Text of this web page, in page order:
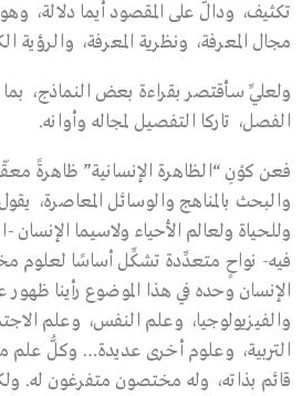
تكثيف، ودالٌّ على المقصود أيما دلالة، وهو
مجال المعرفة، ونظرية المعرفة، والرؤية
ولعلِّي سأقتصر بقراءة بعض النماذج،
الفصل، تاركا التفصيل لمجاله وأوانه.
فعن كوْنِ “الظاهرة الإنسانية” ظاهرةً
والبحث بالمناهج والوسائل المعاصرة،
وللحياة ولعالم الأحياء ولاسيما
فيه- نواحٍ متعدِّدة تشكِّل أساسًا لعلوم
الإنسان وحده في هذا الموضوع رأينا ظهور
والفيزيولوجيا، وعلم النفس، وعلم
التربية، وعلوم أخرى عديدة… وكلُّ
قائم بذاته، وله مختصون متفرغون له.